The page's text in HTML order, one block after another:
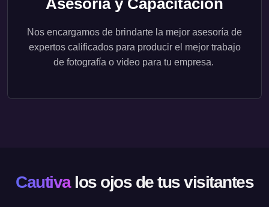
Asesoría y Capacitación
Nos encargamos de brindarte la mejor asesoría de
expertos calificados para producir el mejor trabajo
de fotografía o video para tu empresa.
Cautiva los ojos de tus visitantes